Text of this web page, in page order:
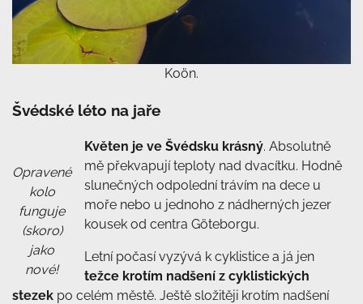
Koön.
Švédské léto na jaře
Opravené
kolo
funguje
(skoro)
jako
nové!
Květen je ve Švédsku krásný. Absolutně
mě překvapují teploty nad dvacítku. Hodně
slunečných odpolední trávím na dece u
moře nebo u jednoho z nádherných jezer
kousek od centra Göteborgu.
Letní počasí vyzývá k cyklistice a já jen
težce krotím nadšení z cyklistických
stezek po celém městě. Ještě složitěji krotím nadšení